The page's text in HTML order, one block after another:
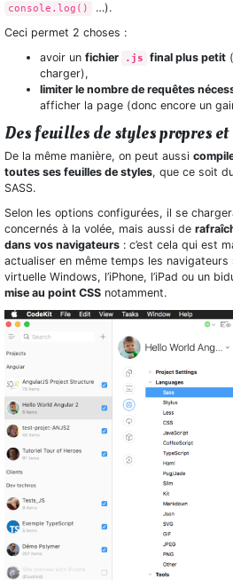
console.log()
…).
Ceci permet 2 choses :
avoir un fichier .js final plus petit
charger),
limiter le nombre de requêtes
afficher la page (donc encore un
Des feuilles de styles propres
De la même manière, on peut aussi
toutes ses feuilles de styles, que ce soit
SASS.
Selon les options configurées, il se
concernés à la volée, mais aussi de
dans vos navigateurs : c’est cela qui est
actualiser en même temps les navigateurs
virtuelle Windows, l’iPhone, l’iPad ou un
mise au point CSS notamment.